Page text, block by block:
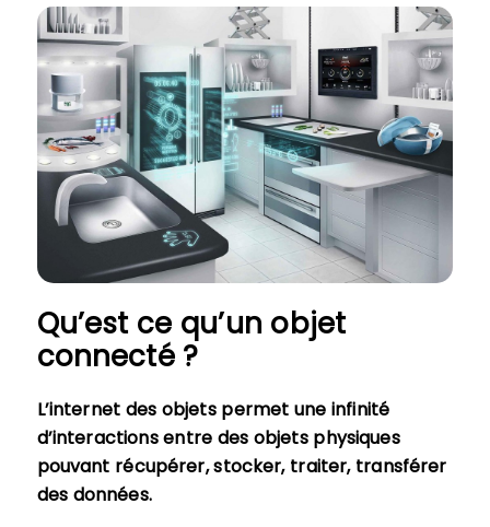
Qu’est ce qu’un objet
connecté ?
L’internet des objets permet une infinité
d’interactions entre des objets physiques
pouvant récupérer, stocker, traiter, transférer
des données.